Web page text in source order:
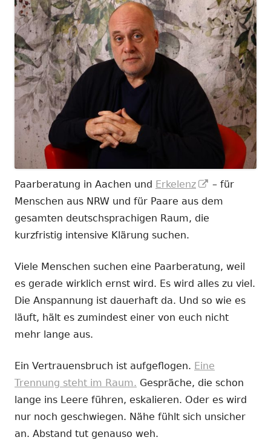
Paarberatung in Aachen und Erkelenz
In
neuem
– für
Menschen aus NRW und für Paare aus dem
gesamten deutschsprachigen Raum, die
kurzfristig intensive Klärung suchen.
Viele Menschen suchen eine Paarberatung, weil
es gerade wirklich ernst wird. Es wird alles zu viel.
Die Anspannung ist dauerhaft da. Und so wie es
läuft, hält es zumindest einer von euch nicht
mehr lange aus.
Ein Vertrauensbruch ist aufgeflogen. Eine
Trennung steht im Raum. Gespräche, die schon
lange ins Leere führen, eskalieren. Oder es wird
nur noch geschwiegen. Nähe fühlt sich unsicher
an. Abstand tut genauso weh.